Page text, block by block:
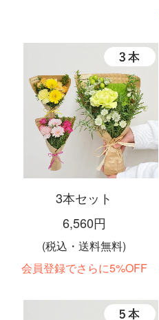
3本セット
6,560円
(税込・送料無料)
会員登録でさらに5%OFF